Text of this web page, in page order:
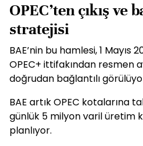
OPEC’ten çıkış ve
stratejisi
BAE’nin bu hamlesi, 1 Mayıs
OPEC+ ittifakından resmen
doğrudan bağlantılı
BAE artık OPEC kotalarına
günlük 5 milyon varil üretim
planlıyor.